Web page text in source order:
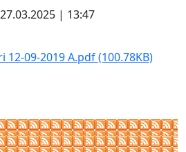
| 13:47
12-09-2019 A.pdf(100.78KB)